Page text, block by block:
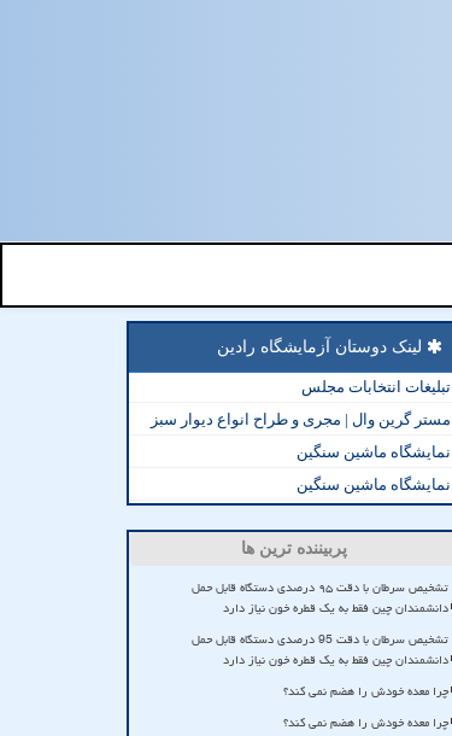
لینک دوستان آزمایشگاه رادین
تبلیغات انتخابات مجلس
مستر گرین وال | مجری و طراح انواع دیوار سبز
نمایشگاه ماشین سنگین
نمایشگاه ماشین سنگین
پربیننده ترین ها
تشخیص سرطان با دقت ۹۵ درصدی دستگاه قابل حمل
دانشمندان چین فقط به یک قطره خون نیاز دارد
تشخیص سرطان با دقت 95 درصدی دستگاه قابل حمل
دانشمندان چین فقط به یک قطره خون نیاز دارد
چرا معده خودش را هضم نمی کند؟
چرا معده خودش را هضم نمی کند؟